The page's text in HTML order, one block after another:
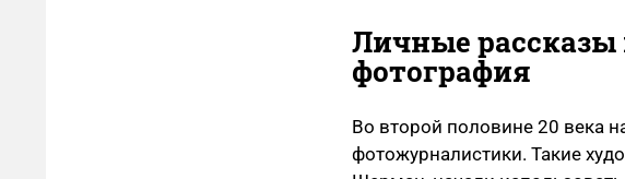
Личные рассказы
фотография
Во второй половине 20 века
фотожурналистики. Такие